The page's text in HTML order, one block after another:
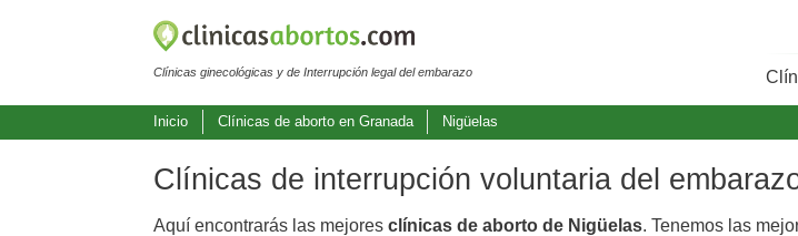
Clínicas ginecológicas y de Interrupción legal del embarazo
Inicio Clínicas de aborto en Granada Nigüelas
Clínicas de interrupción voluntaria del
Aquí encontrarás las mejores clínicas de aborto de Nigüelas. Tenemos las